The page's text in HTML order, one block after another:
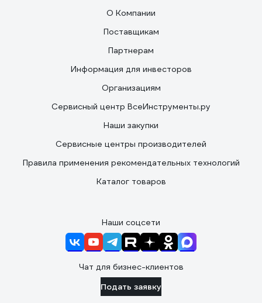
О Компании
Поставщикам
Партнерам
Информация для инвесторов
Организациям
Сервисный центр ВсеИнструменты.ру
Наши закупки
Сервисные центры производителей
Правила применения рекомендательных технологий
Каталог товаров
Наши соцсети
Чат для бизнес-клиентов
Подать заявку